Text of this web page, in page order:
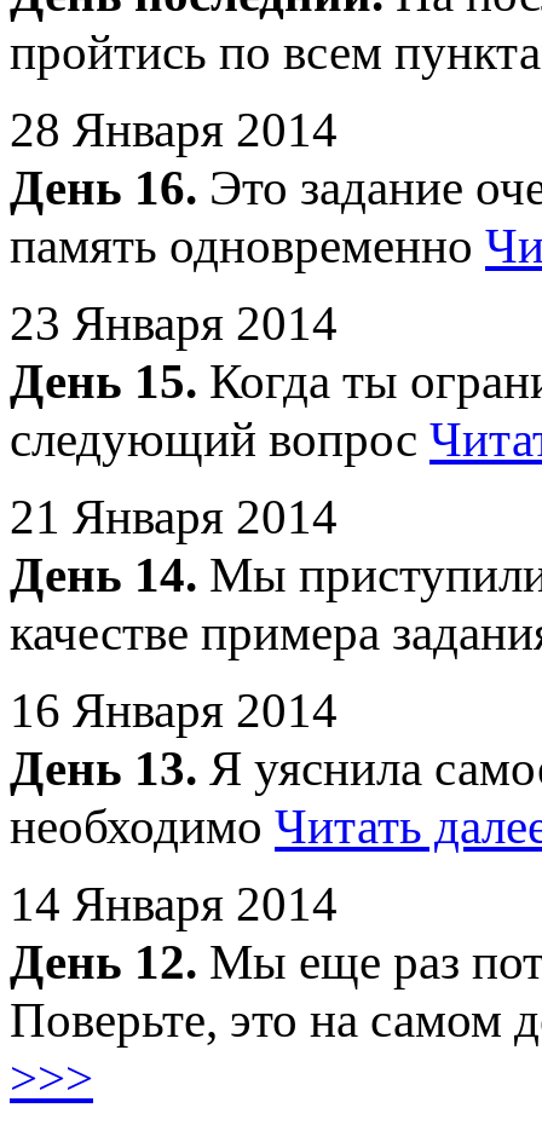
пройтись по всем
28 Января 2014
День 16. Это задание
память одновременно
23 Января 2014
День 15. Когда ты
следующий вопрос
21 Января 2014
День 14. Мы приступили
качестве примера
16 Января 2014
День 13. Я уяснила
необходимо Читать
14 Января 2014
День 12. Мы еще раз
Поверьте, это на самом
>>>